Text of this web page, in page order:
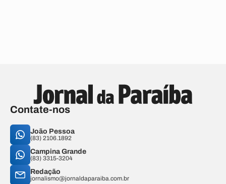
Contate-nos
João Pessoa
(83) 2106.1892
Campina Grande
(83) 3315-3204
Redação
jornalismo@jornaldaparaiba.com.br